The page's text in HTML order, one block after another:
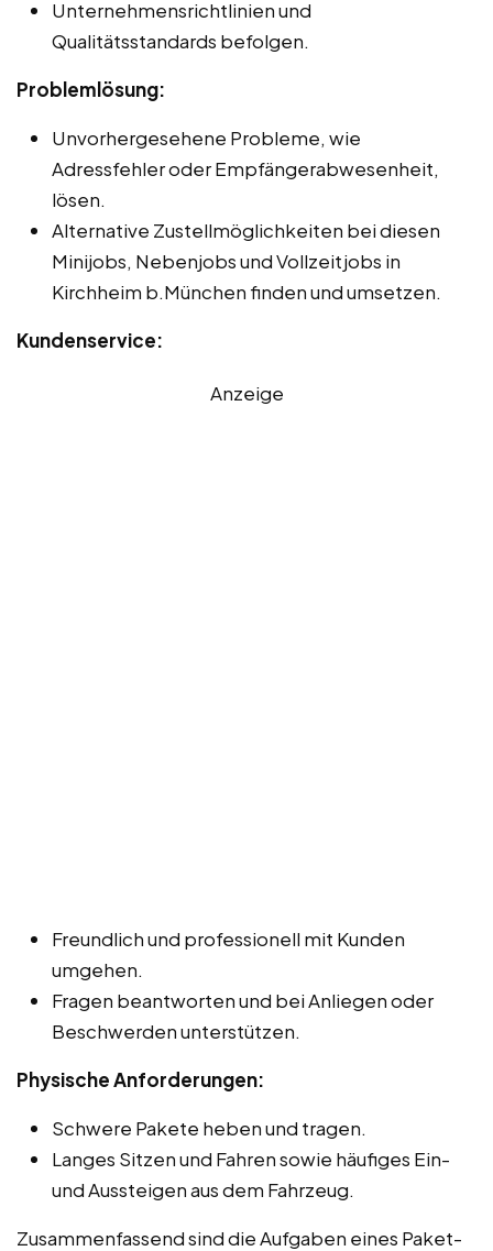
Unternehmensrichtlinien und
Qualitätsstandards befolgen.
Problemlösung:
Unvorhergesehene Probleme, wie
Adressfehler oder Empfängerabwesenheit,
lösen.
Alternative Zustellmöglichkeiten bei diesen
Minijobs, Nebenjobs und Vollzeitjobs in
Kirchheim b.München finden und umsetzen.
Kundenservice:
Anzeige
Freundlich und professionell mit Kunden
umgehen.
Fragen beantworten und bei Anliegen oder
Beschwerden unterstützen.
Physische Anforderungen:
Schwere Pakete heben und tragen.
Langes Sitzen und Fahren sowie häufiges Ein-
und Aussteigen aus dem Fahrzeug.
Zusammenfassend sind die Aufgaben eines Paket-